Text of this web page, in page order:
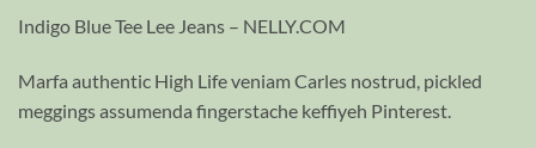
Indigo Blue Tee Lee Jeans – NELLY.COM
Marfa authentic High Life veniam Carles nostrud, pickled
meggings assumenda fingerstache keffiyeh Pinterest.